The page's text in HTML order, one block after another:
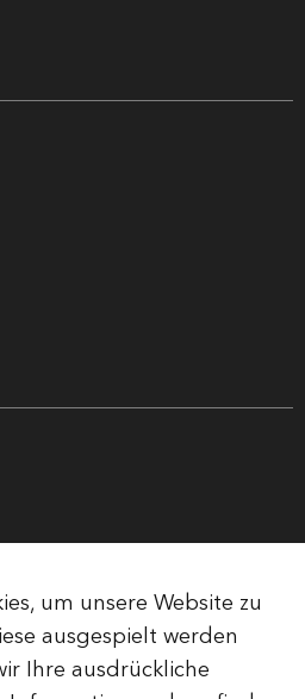
um unsere Website zu
ausgespielt werden
Ihre ausdrückliche